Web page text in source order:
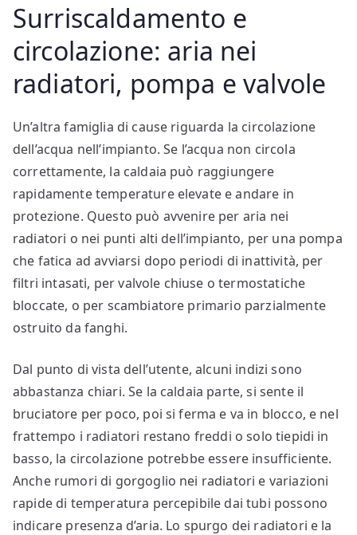
Surriscaldamento e
circolazione: aria nei
radiatori, pompa e valvole
Un’altra famiglia di cause riguarda la circolazione
dell’acqua nell’impianto. Se l’acqua non circola
correttamente, la caldaia può raggiungere
rapidamente temperature elevate e andare in
protezione. Questo può avvenire per aria nei
radiatori o nei punti alti dell’impianto, per una pompa
che fatica ad avviarsi dopo periodi di inattività, per
filtri intasati, per valvole chiuse o termostatiche
bloccate, o per scambiatore primario parzialmente
ostruito da fanghi.
Dal punto di vista dell’utente, alcuni indizi sono
abbastanza chiari. Se la caldaia parte, si sente il
bruciatore per poco, poi si ferma e va in blocco, e nel
frattempo i radiatori restano freddi o solo tiepidi in
basso, la circolazione potrebbe essere insufficiente.
Anche rumori di gorgoglio nei radiatori e variazioni
rapide di temperatura percepibile dai tubi possono
indicare presenza d’aria. Lo spurgo dei radiatori e la